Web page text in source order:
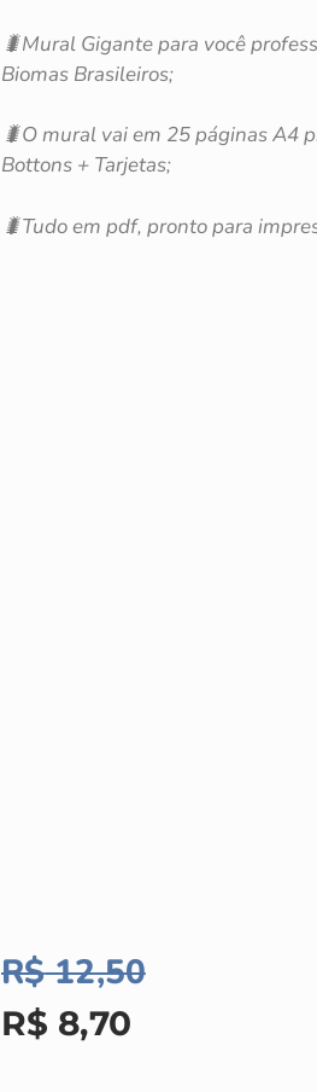
🐛Mural Gigante para você
Biomas Brasileiros;
🐛O mural vai em 25 páginas A4
Bottons + Tarjetas;
🐛Tudo em pdf, pronto para
R$12,50
R$ 8,70